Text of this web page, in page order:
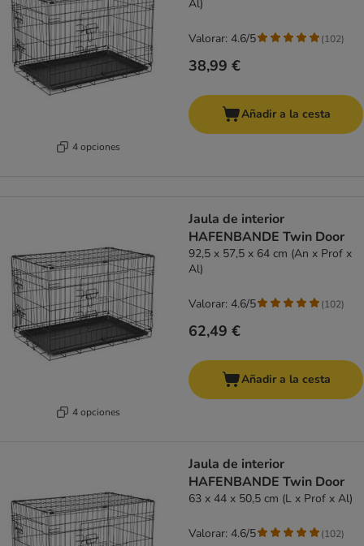
4 opciones
Al)
38,99 €
Valorar: 4.6/5 (102)
Añadir a la cesta
4 opciones
Jaula de interior
HAFENBANDE Twin Door
92,5 x 57,5 x 64 cm (An x Prof x
Al)
62,49 €
Valorar: 4.6/5 (102)
Añadir a la cesta
Jaula de interior
HAFENBANDE Twin Door
63 x 44 x 50,5 cm (L x Prof x Al)
Valorar: 4.6/5 (102)